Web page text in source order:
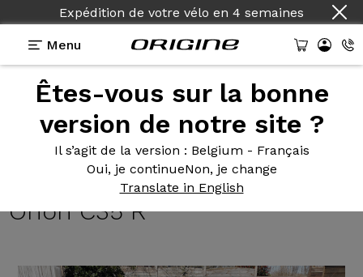
Expédition de votre vélo en 4 semaines
Menu
Êtes-vous sur la bonne
version de notre site ?
Il s’agit de la version : Belgium - Français
Oui, je continueNon, je change
Translate in English
Témoignages>Axxome II GT - Shimano Dura Ace
Axxome II GT - Shimano Dura
Ace Di2 - Roues Prymahl
Orion C35 R